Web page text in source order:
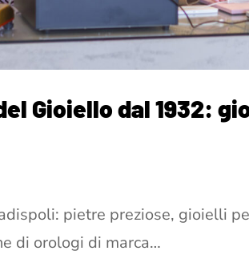
Gioiello dal 1932:
pietre preziose, gioielli
di orologi di marca…